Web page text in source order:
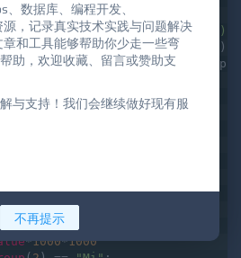
的创建时间变成运行时间
):
"(\d+)-(\d+)-
round((datetime.datetime.now()-
(2) ==
*1024
( 2 ) == "M"
、数据库、编程开发、
，记录真实技术实践与问题解决
和工具能够帮助你少走一些弯
助，欢迎收藏、留言或赞助支
与支持！我们会继续做好现有服
不再提示